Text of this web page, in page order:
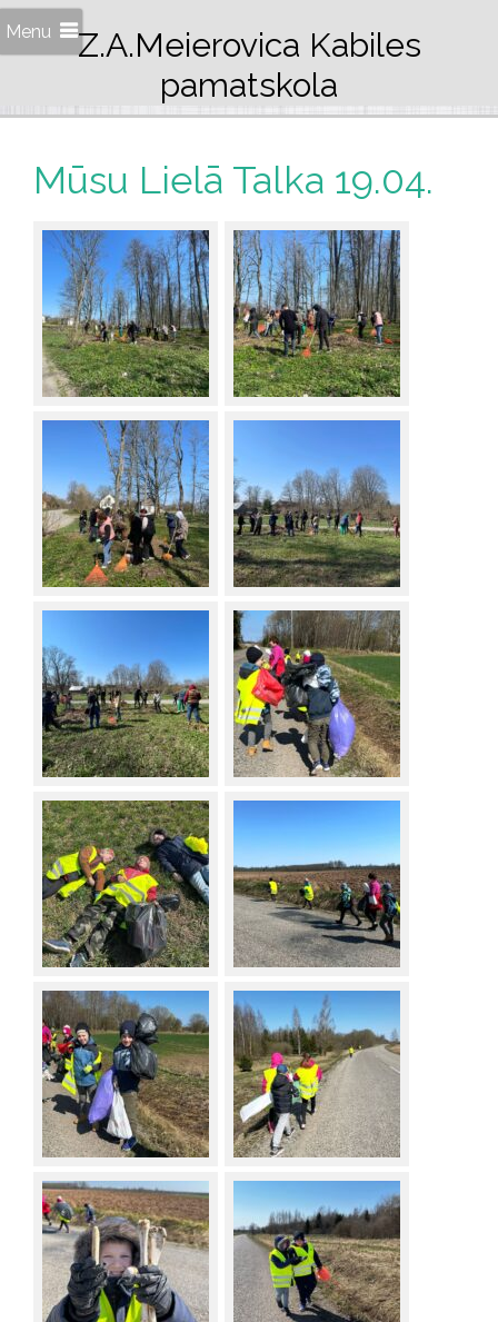
Menu
Z.A.Meierovica Kabiles
pamatskola
Mūsu Lielā Talka 19.04.